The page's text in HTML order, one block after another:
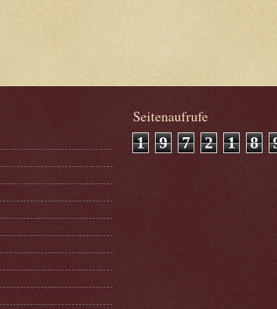
Seitenaufrufe
1 9 7 2 1 8